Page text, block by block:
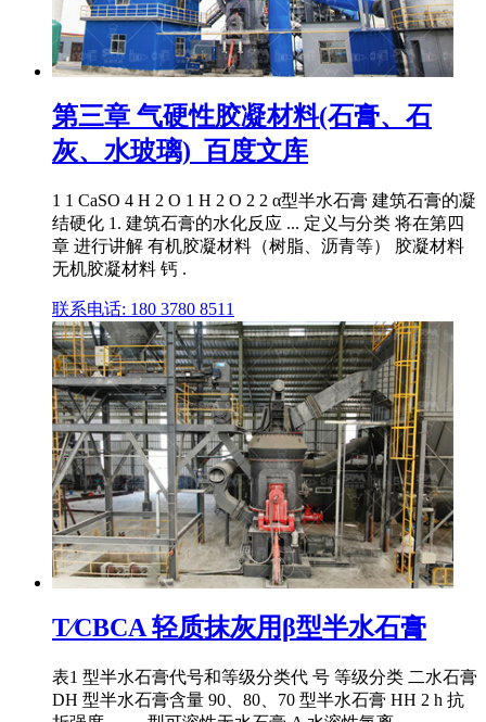
第三章 气硬性胶凝材料(石膏、石
灰、水玻璃)_百度文库
1 1 CaSO 4 H 2 O 1 H 2 O 2 2 α型半水石膏 建筑石膏的凝
结硬化 1. 建筑石膏的水化反应 ... 定义与分类 将在第四
章 进行讲解 有机胶凝材料（树脂、沥青等） 胶凝材料
无机胶凝材料 钙 .
联系电话: 180 3780 8511
T∕CBCA 轻质抹灰用β型半水石膏
表1 型半水石膏代号和等级分类代 号 等级分类 二水石膏
DH 型半水石膏含量 90、80、70 型半水石膏 HH 2 h 抗